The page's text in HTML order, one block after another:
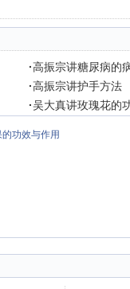
·高振宗讲糖尿病的
·高振宗讲护手方法
·吴大真讲玫瑰花的
的功效与作用